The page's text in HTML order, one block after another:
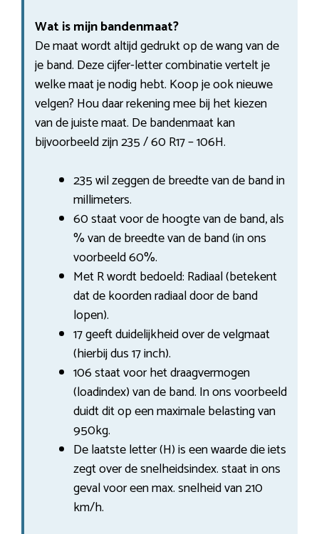
Wat is mijn bandenmaat?
De maat wordt altijd gedrukt op de wang van de
je band. Deze cijfer-letter combinatie vertelt je
welke maat je nodig hebt. Koop je ook nieuwe
velgen? Hou daar rekening mee bij het kiezen
van de juiste maat. De bandenmaat kan
bijvoorbeeld zijn 235 / 60 R17 – 106H.
235 wil zeggen de breedte van de band in
millimeters.
60 staat voor de hoogte van de band, als
% van de breedte van de band (in ons
voorbeeld 60%.
Met R wordt bedoeld: Radiaal (betekent
dat de koorden radiaal door de band
lopen).
17 geeft duidelijkheid over de velgmaat
(hierbij dus 17 inch).
106 staat voor het draagvermogen
(loadindex) van de band. In ons voorbeeld
duidt dit op een maximale belasting van
950kg.
De laatste letter (H) is een waarde die iets
zegt over de snelheidsindex. staat in ons
geval voor een max. snelheid van 210
km/h.